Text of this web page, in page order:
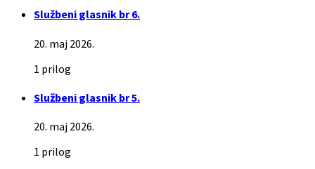
Službeni glasnik br 6.
20. maj 2026.
1 prilog
Službeni glasnik br 5.
20. maj 2026.
1 prilog